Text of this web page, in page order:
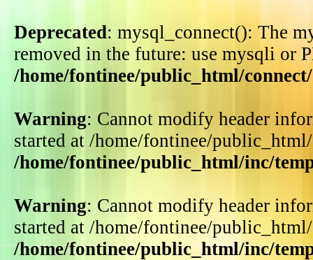
Deprecated: mysql_connect(): The
removed in the future: use mysqli or
/home/fontinee/public_html/
Warning: Cannot modify header
started at /home/fontinee/
/home/fontinee/public_html/inc/
Warning: Cannot modify header
started at /home/fontinee/
/home/fontinee/public_html/inc/